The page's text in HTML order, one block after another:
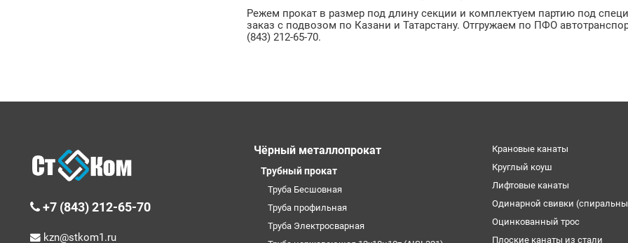
Режем прокат в размер под длину секции и комплектуем партию под
заказ с подвозом по Казани и Татарстану. Отгружаем по ПФО
(843) 212-65-70.
+7 (843) 212-65-70
kzn@stkom1.ru
Чёрный металлопрокат
Трубный прокат
Труба Бесшовная
Труба профильная
Труба Электросварная
Крановые канаты
Круглый коуш
Лифтовые канаты
Одинарной свивки
Оцинкованный трос
Плоские канаты из стали